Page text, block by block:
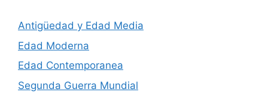
Antigüedad y Edad Media
Edad Moderna
Edad Contemporanea
Segunda Guerra Mundial